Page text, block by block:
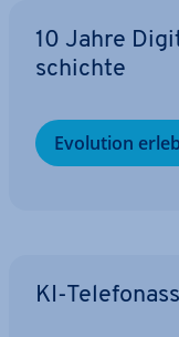
10 Jahre
schich­te
Evolution
KI-